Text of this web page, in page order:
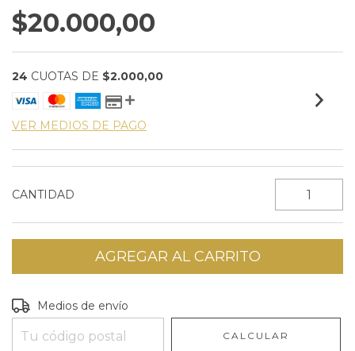
$20.000,00
24 CUOTAS DE $2.000,00
VER MEDIOS DE PAGO
CANTIDAD
Entregas para el CP:
Medios de envío
CALCULAR